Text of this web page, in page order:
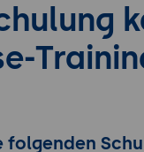
folgenden